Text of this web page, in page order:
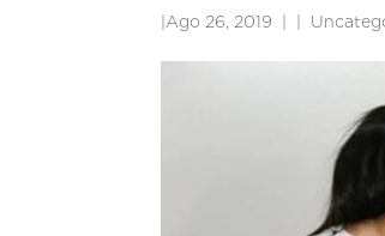
Ago 26, 2019